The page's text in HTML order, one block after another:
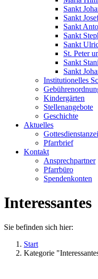
Sankt
Sankt
Sankt
Sankt
Sankt
St. Peter
Sankt
Sankt
Institutionelles
Kindergärten
Stellenangebote
Geschichte
Aktuelles
Pfarrbrief
Kontakt
Ansprechpartner
Pfarrbüro
Spendenkonten
Interessantes
Sie befinden sich hier:
Start
Kategorie